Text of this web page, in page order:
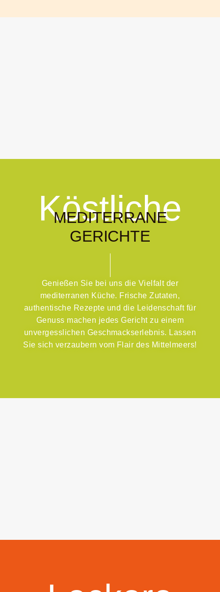
Köstliche
MEDITERRANE
GERICHTE
Genießen Sie bei uns die Vielfalt der
mediterranen Küche. Frische Zutaten,
authentische Rezepte und die Leidenschaft für
Genuss machen jedes Gericht zu einem
unvergesslichen Geschmackserlebnis. Lassen
Sie sich verzaubern vom Flair des Mittelmeers!